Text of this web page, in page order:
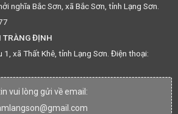
nghĩa Bắc Sơn, xã Bắc Sơn, tỉnh Lạng Sơn.
TRÀNG ĐỊNH
1, xã Thất Khê, tỉnh Lạng Sơn. Điện thoại:
vui lòng gửi về email: